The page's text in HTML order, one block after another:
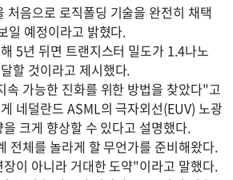
처음으로 로직폴딩 기술을 완전히 채택
일 예정이라고 밝혔다.
5년 뒤면 트랜지스터 밀도가 1.4나노
할 것이라고 제시했다.
속 가능한 진화를 위한 방법을 찾았다"고
네덜란드 ASML의 극자외선(EUV) 노광
크게 향상할 수 있다고 설명했다.
전체를 놀라게 할 무언가를 준비해왔다.
이 아니라 거대한 도약"이라고 말했다.